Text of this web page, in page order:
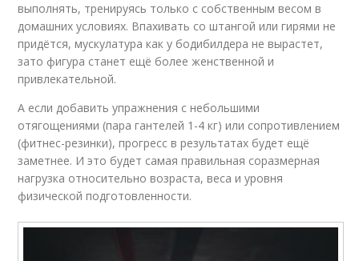
выполнять, тренируясь только с собственным весом в
домашних условиях. Впахивать со штангой или гирями не
придётся, мускулатура как у бодибилдера не вырастет,
зато фигура станет ещё более женственной и
привлекательной.
А если добавить упражнения с небольшими
отягощениями (пара гантелей 1-4 кг) или сопротивлением
(фитнес-резинки), прогресс в результатах будет ещё
заметнее. И это будет самая правильная соразмерная
нагрузка относительно возраста, веса и уровня
физической подготовленности.